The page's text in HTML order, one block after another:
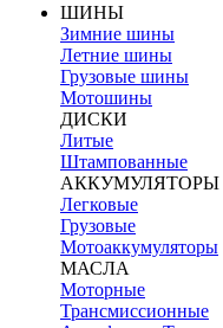
ШИНЫ
Зимние шины
Летние шины
Грузовые шины
Мотошины
ДИСКИ
Литые
Штампованные
АККУМУЛЯТОРЫ
Легковые
Грузовые
Мотоаккумуляторы
МАСЛА
Моторные
Трансмиссионные